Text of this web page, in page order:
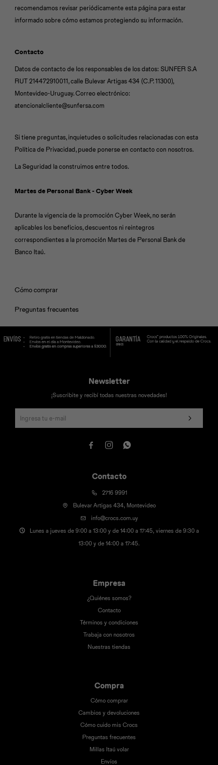
recomendamos revisar periódicamente esta página para estar
informado sobre cómo estamos protegiendo su información.
Contacto
Datos de contacto de los responsables de los datos: SUNFER S.A
RUT 214472910011, calle Bulevar Artigas 434 (C.P. 11300),
Montevideo-Uruguay. Correo electrónico:
atencionalcliente@sunfersa.com
Si tiene preguntas, inquietudes o solicitudes relacionadas con esta
Política de Privacidad, puede ponerse en contacto con nosotros.
La Seguridad la construimos entre todos.
Martes de Personal Bank - Cyber Week
Durante la vigencia de la promoción Cyber Week, no serán
aplicables los beneficios, descuentos ni reintegros
correspondientes a la promoción Martes de Personal Bank de
Banco Itaú.
Cómo comprar
Preguntas frecuentes
Contacto
2716 9991
Bulevar Artigas 434, Montevideo
info@crocs.com.uy
Lunes a jueves de 9:00 a 13:00 y de 14:00 a 17:45, viernes de 9:30 a
13:00 y de 14:00 a 17:45.
Empresa
¿Quiénes somos?
Contacto
Términos y condiciones
Trabaja con nosotros
Nuestras tiendas
Compra
Cómo comprar
Cambios y devoluciones
Cómo cuido mis Crocs
Preguntas frecuentes
Millas Itaú volar
Envíos
Newsletter
¡Suscribite y recibí todas nuestras novedades!
  